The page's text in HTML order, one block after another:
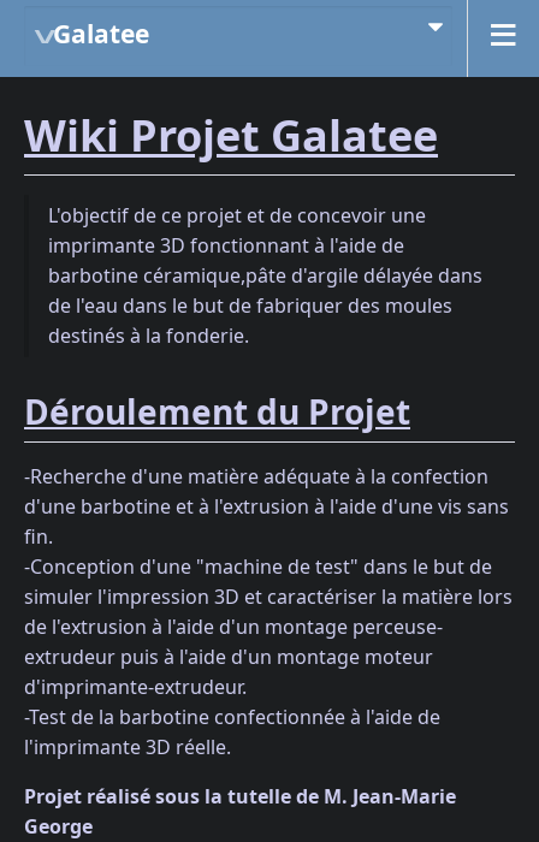
Galatee
Wiki Projet Galatee
L'objectif de ce projet et de concevoir une
imprimante 3D fonctionnant à l'aide de
barbotine céramique,pâte d'argile délayée dans
de l'eau dans le but de fabriquer des moules
destinés à la fonderie.
Déroulement du Projet
-Recherche d'une matière adéquate à la confection
d'une barbotine et à l'extrusion à l'aide d'une vis sans
fin.
-Conception d'une "machine de test" dans le but de
simuler l'impression 3D et caractériser la matière lors
de l'extrusion à l'aide d'un montage perceuse-
extrudeur puis à l'aide d'un montage moteur
d'imprimante-extrudeur.
-Test de la barbotine confectionnée à l'aide de
l'imprimante 3D réelle.
Projet réalisé sous la tutelle de M. Jean-Marie
George